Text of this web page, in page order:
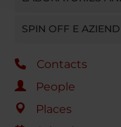
SPIN OFF E
Contacts
People
Places